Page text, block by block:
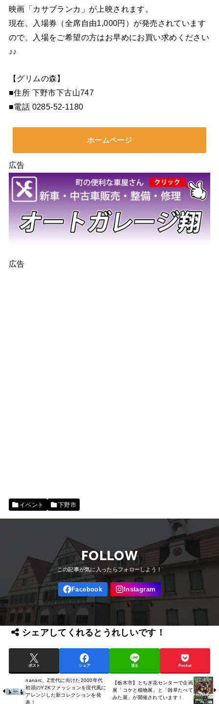
映画「カサブランカ」が上映されます。
現在、入場券（全席自由1,000円）が発売されています
ので、入場をご希望の方はお早めにお買い求めください
♪♪
【グリムの森】
■住所 下野市下古山747
■電話 0285-52-1180
ホームページ
広告
広告
イベント 下野市
FOLLOW
シェアしてくれるとうれしいです！
ポスト シェア 送る Pocket
nanarc、Z世代に向けた2000年代
初頭のY2Kファッションを現代風に
アレンジした新コレクションを発
表！
【栃木市】とちぎ花センターで企画
展「コケと植物展」と「雑草たべて
みた展」が開催されています！